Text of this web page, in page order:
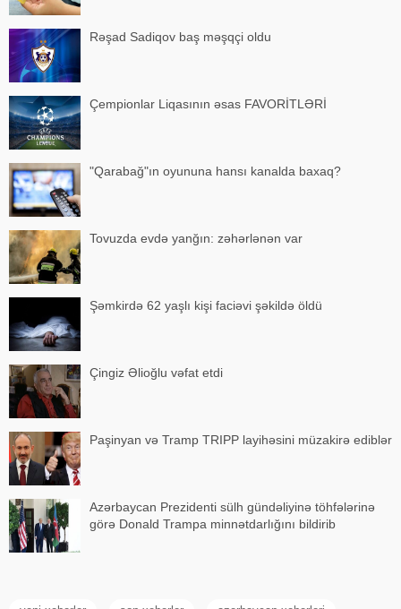
Rəşad Sadiqov baş məşqçi oldu
Çempionlar Liqasının əsas FAVORİTLƏRİ
"Qarabağ"ın oyununa hansı kanalda baxaq?
Tovuzda evdə yanğın: zəhərlənən var
Şəmkirdə 62 yaşlı kişi faciəvi şəkildə öldü
Çingiz Əlioğlu vəfat etdi
Paşinyan və Tramp TRIPP layihəsini müzakirə ediblər
Azərbaycan Prezidenti sülh gündəliyinə töhfələrinə
görə Donald Trampa minnətdarlığını bildirib